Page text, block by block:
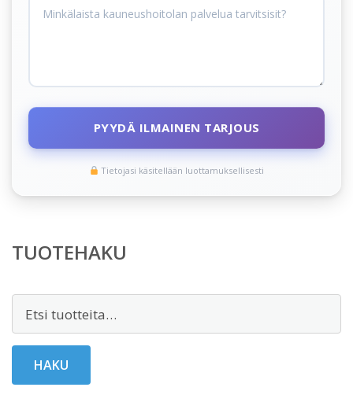
PYYDÄ ILMAINEN TARJOUS
Tietojasi käsitellään luottamuksellisesti
TUOTEHAKU
HAKU